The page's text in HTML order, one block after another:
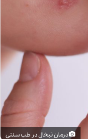
درمان تبخال در طب سنتی